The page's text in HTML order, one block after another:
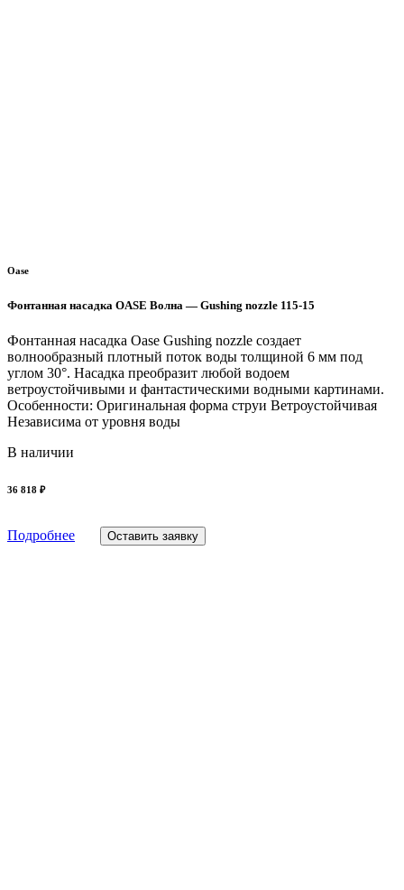
Oase
Фонтанная насадка OASE Волна — Gushing nozzle 115-15
Фонтанная насадка Oase Gushing nozzle создает
волнообразный плотный поток воды толщиной 6 мм под
углом 30°. Насадка преобразит любой водоем
ветроустойчивыми и фантастическими водными картинами.
Особенности: Оригинальная форма струи Ветроустойчивая
Независима от уровня воды
В наличии
36 818 ₽
Подробнее Оставить заявку